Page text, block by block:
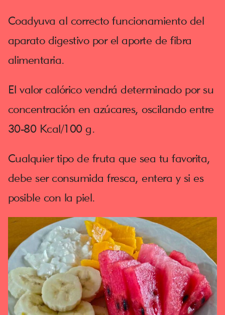
Coadyuva al correcto funcionamiento del
aparato digestivo por el aporte de fibra
alimentaria.
El valor calórico vendrá determinado por su
concentración en azúcares, oscilando entre
30-80 Kcal/100 g.
Cualquier tipo de fruta que sea tu favorita,
debe ser consumida fresca, entera y si es
posible con la piel.